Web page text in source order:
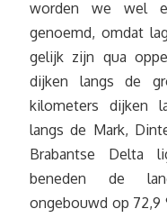
worden we wel
genoemd, omdat
gelijk zijn qua
dijken langs de
kilometers dijken
langs de Mark,
Brabantse Delta
beneden de
ongebouwd op 72,9